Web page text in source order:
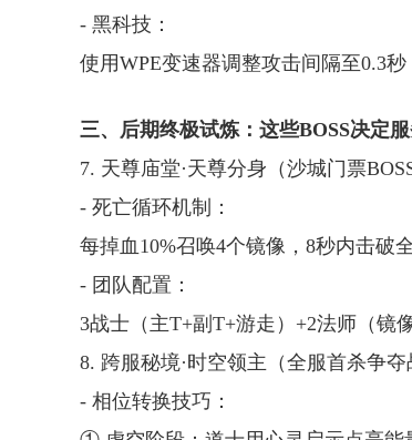
- 黑科技：
使用WPE变速器调整攻击间隔至0.3
三、后期终极试炼：这些BOSS决定
7. 天尊庙堂·天尊分身（沙城门票BOSS
- 死亡循环机制：
每掉血10%召唤4个镜像，8秒内击破
- 团队配置：
3战士（主T+副T+游走）+2法师（镜
8. 跨服秘境·时空领主（全服首杀争夺
- 相位转换技巧：